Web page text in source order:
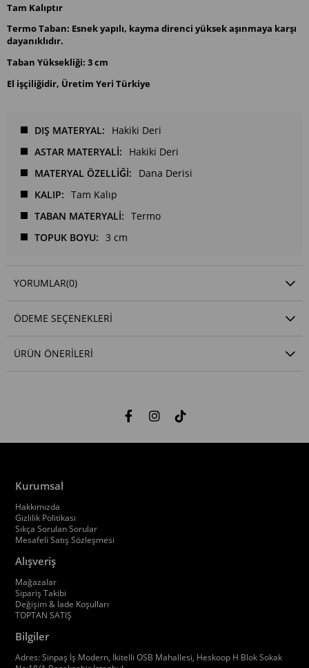
Tam Kalıptır
Termo Taban: Esnek yapılı, kayma direnci yüksek aşınmaya karşı
dayanıklıdır.
Taban Yüksekliği: 3 cm
El işçiliğidir, Üretim Yeri Türkiye
DIŞ MATERYAL
Hakiki Deri
ASTAR MATERYALİ
Hakiki Deri
MATERYAL ÖZELLİĞİ
Dana Derisi
KALIP
Tam Kalıp
TABAN MATERYALİ
Termo
TOPUK BOYU
3 cm
YORUMLAR(0)
ÖDEME SEÇENEKLERI
ÜRÜN ÖNERILERI
Kurumsal
Hakkımızda
Gizlilik Politikası
Sıkça Sorulan Sorular
Mesafeli Satış Sözleşmesi
Alışveriş
Mağazalar
Sipariş Takibi
Değişim & İade Koşulları
TOPTAN SATIŞ
Bilgiler
Adres: Sinpaş İş Modern, İkitelli OSB Mahallesi, Heskoop H Blok Sokak